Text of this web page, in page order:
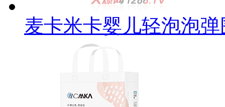
麦卡米卡婴儿轻泡泡